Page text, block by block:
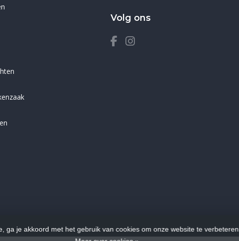
Volg ons
ga je akkoord met het gebruik van cookies om onze website te verbeteren.